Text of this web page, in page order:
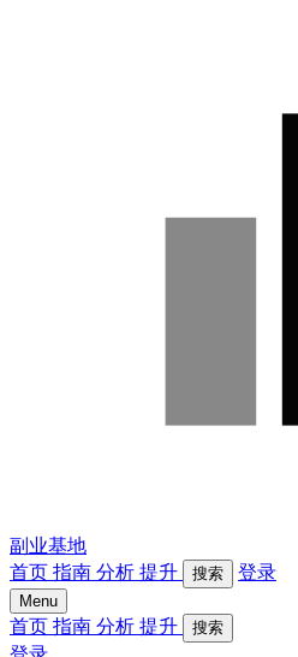
副业基地
首页 指南 分析 提升 搜索 登录
Menu
首页 指南 分析 提升 搜索